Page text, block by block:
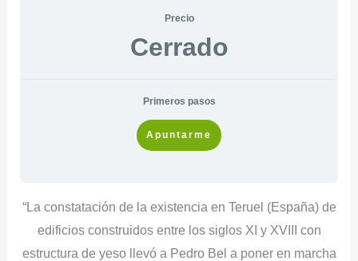
Precio
Cerrado
Primeros pasos
Apuntarme
“La constatación de la existencia en Teruel (España) de
edificios construidos entre los siglos XI y XVIII con
estructura de yeso llevó a Pedro Bel a poner en marcha